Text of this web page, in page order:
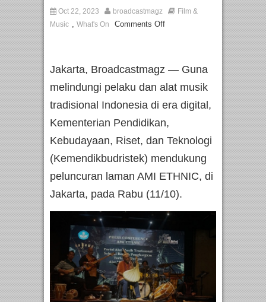
Oct 22, 2023 broadcastmagz
Film &
Music , What's On Comments Off
Jakarta, Broadcastmagz — Guna
melindungi pelaku dan alat musik
tradisional Indonesia di era digital,
Kementerian Pendidikan,
Kebudayaan, Riset, dan Teknologi
(Kemendikbudristek) mendukung
peluncuran laman AMI ETHNIC, di
Jakarta, pada Rabu (11/10).